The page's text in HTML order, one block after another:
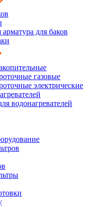
для баков
газовые
электрические
водонагревателей